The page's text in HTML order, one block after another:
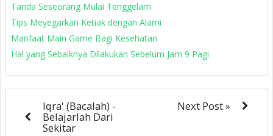
Tanda Seseorang Mulai Tenggelam
Tips Meyegarkan Ketiak dengan Alami
Manfaat Main Game Bagi Kesehatan
Hal yang Sebaiknya Dilakukan Sebelum Jam 9 Pagi
Iqra' (Bacalah) -
Belajarlah Dari
Sekitar
Next Post »